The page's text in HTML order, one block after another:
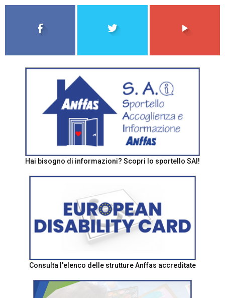
Hai bisogno di informazioni? Scopri lo sportello SAI!
Consulta l'elenco delle strutture Anffas accreditate